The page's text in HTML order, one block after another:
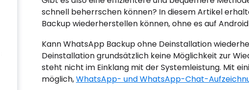
schnell beherrschen können? In diesem Artikel
Backup wiederherstellen können, ohne es auf
Kann WhatsApp Backup ohne Deinstallation
Deinstallation grundsätzlich keine Möglichkeit zur
steht nicht im Einklang mit der Systemleistung. Mit
möglich,WhatsApp- und WhatsApp-Chat-